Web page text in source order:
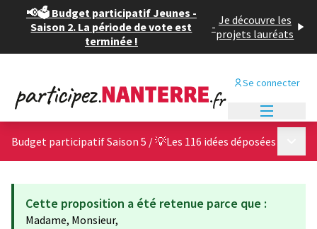
📢🗳️ Budget participatif Jeunes -
Saison 2. La période de vote est
terminée !
- Je découvre les
projets lauréats
Se connecter
Budget participatif Saison 5 /💡Les 116 idées déposées
Cette proposition a été retenue parce que :
Madame, Monsieur,